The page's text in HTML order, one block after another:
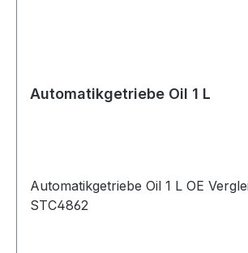
Automatikgetriebe Oil 1 L
Automatikgetriebe Oil 1 L OE
STC4862